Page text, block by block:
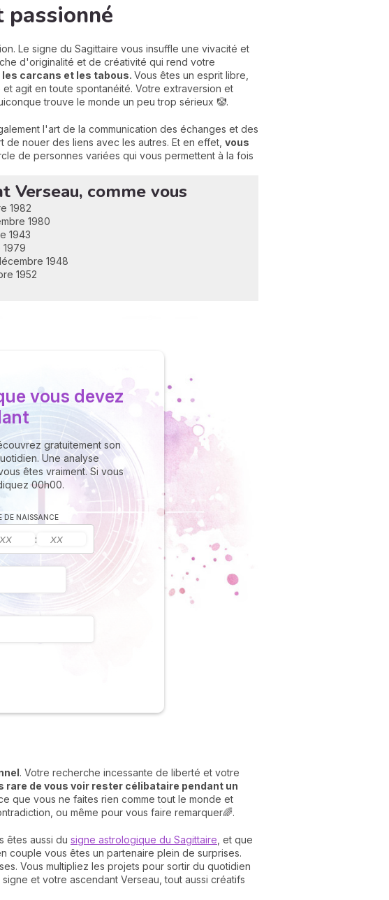
passionné
Le signe du Sagittaire vous insuffle une vivacité et
d'originalité et de créativité qui rend votre
carcans et les tabous. Vous êtes un esprit libre,
agit en toute spontanéité. Votre extraversion et
trouve le monde un peu trop sérieux 🤡.
l'art de la communication des échanges et des
nouer des liens avec les autres. Et en effet, vous
de personnes variées qui vous permettent à la fois
Verseau, comme vous
1982
1980
1943
1979
1948
1952
vous devez
gratuitement son
Une analyse
êtes vraiment. Si vous
00h00.
DE NAISSANCE
:
. Votre recherche incessante de liberté et votre
rare de vous voir rester célibataire pendant un
que vous ne faites rien comme tout le monde et
ou même pour vous faire remarquer🌈.
êtes aussi du signe astrologique du Sagittaire , et que
couple vous êtes un partenaire plein de surprises.
Vous multipliez les projets pour sortir du quotidien
et votre ascendant Verseau, tout aussi créatifs